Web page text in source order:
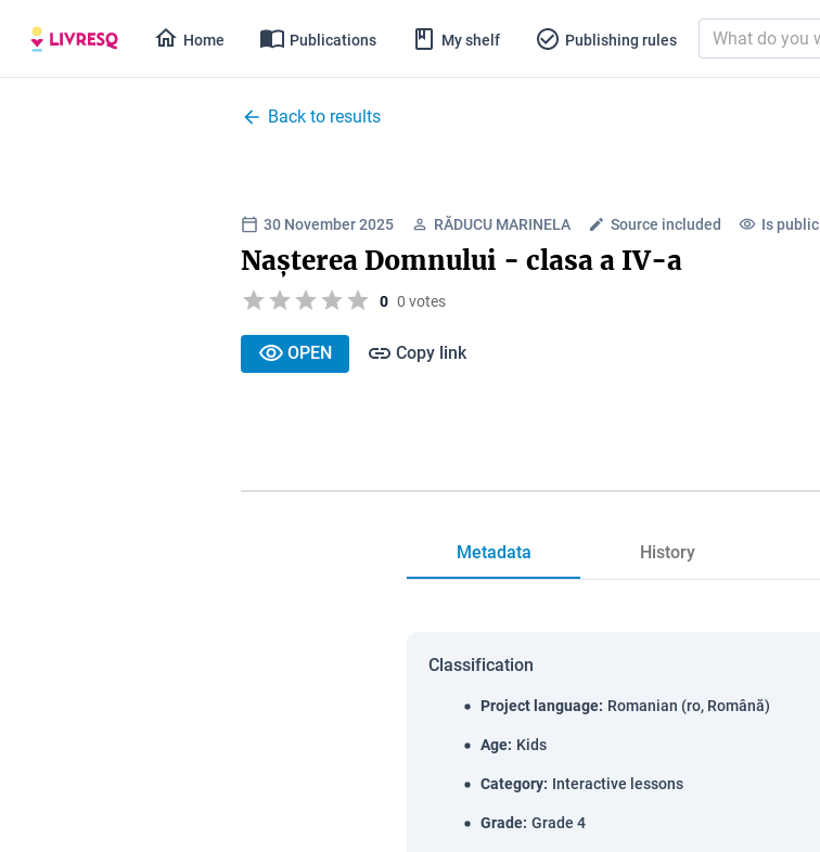
Home Publications My shelf Publishing rules
Back to results
30 November 2025 RĂDUCU MARINELA Source included Is public
Nașterea Domnului - clasa a IV-a
0 0 votes
OPEN Copy link
Metadata History
Classification
Project language: Romanian (ro, Română)
Age: Kids
Category: Interactive lessons
Grade: Grade 4